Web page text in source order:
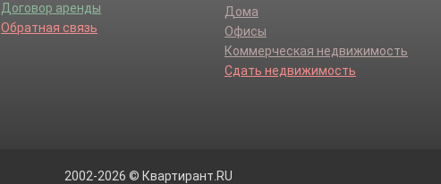
Договор аренды
Обратная связь
Дома
Офисы
Коммерческая недвижимость
Сдать недвижимость
2002-2026 © Квартирант.RU